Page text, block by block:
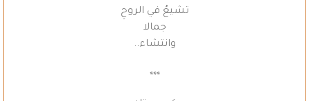
تشيعُ في الروحِ
جمالا
وانتشاء..
***